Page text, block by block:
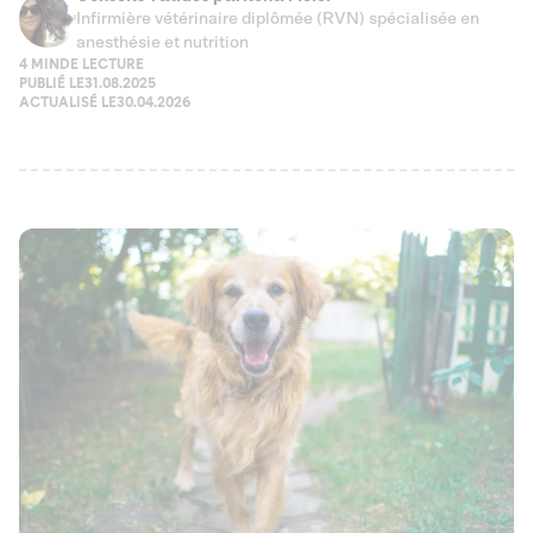
Infirmière vétérinaire diplômée (RVN) spécialisée en
anesthésie et nutrition
4 MIN DE LECTURE
PUBLIÉ LE31.08.2025
ACTUALISÉ LE30.04.2026